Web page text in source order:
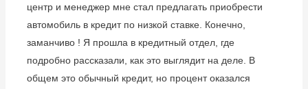
центр и менеджер мне стал предлагать приобрести
автомобиль в кредит по низкой ставке. Конечно,
заманчиво ! Я прошла в кредитный отдел, где
подробно рассказали, как это выглядит на деле. В
общем это обычный кредит, но процент оказался